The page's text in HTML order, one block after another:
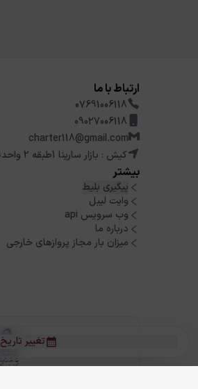
تغییر تاریخ
ارتباط با ما
07691006118
09027006118
charter118@gmail.com
کیش : بازار سارینا 1طبقه 2 واحد209
بیشتر
پیگیری بلیط
وایت لیبل
وب سرویس api
درباره ما
میزان بار مجاز پروازهای خارجی